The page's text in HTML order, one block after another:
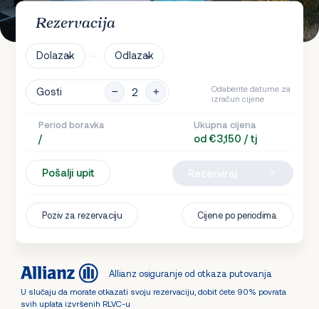
Rezervacija
Dolazak Odlazak
Gosti
Odaberite datume za
izračun cijene
Period boravka
/
Ukupna cijena
od €3,150 / tj
Pošalji upit
Poziv za rezervaciju Cijene po periodima
Allianz osiguranje od otkaza putovanja
U slučaju da morate otkazati svoju rezervaciju, dobit ćete 90% povrata
svih uplata izvršenih RLVC-u